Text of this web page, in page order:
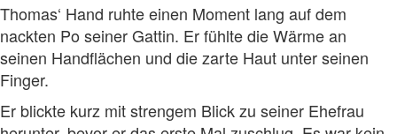
Thomas‘ Hand ruhte einen Moment lang auf dem
nackten Po seiner Gattin. Er fühlte die Wärme an
seinen Handflächen und die zarte Haut unter seinen
Finger.
Er blickte kurz mit strengem Blick zu seiner Ehefrau